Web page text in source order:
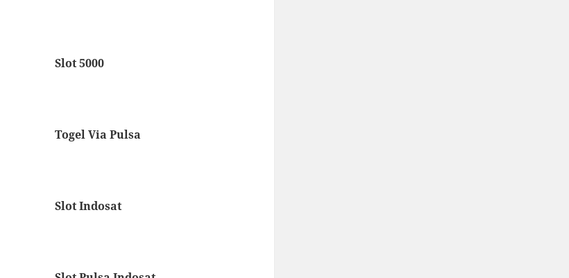
Slot 5000
Togel Via Pulsa
Slot Indosat